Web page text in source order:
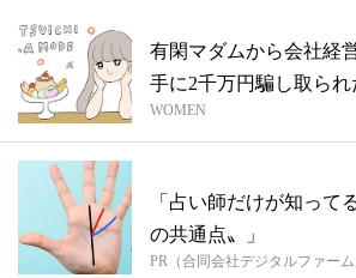
有閑マダムから会社経
手に2千万円騙し取ら
と〜...
WOMEN
「占い師だけが知って
の共通点〟」
PR（合同会社デジタルファーム